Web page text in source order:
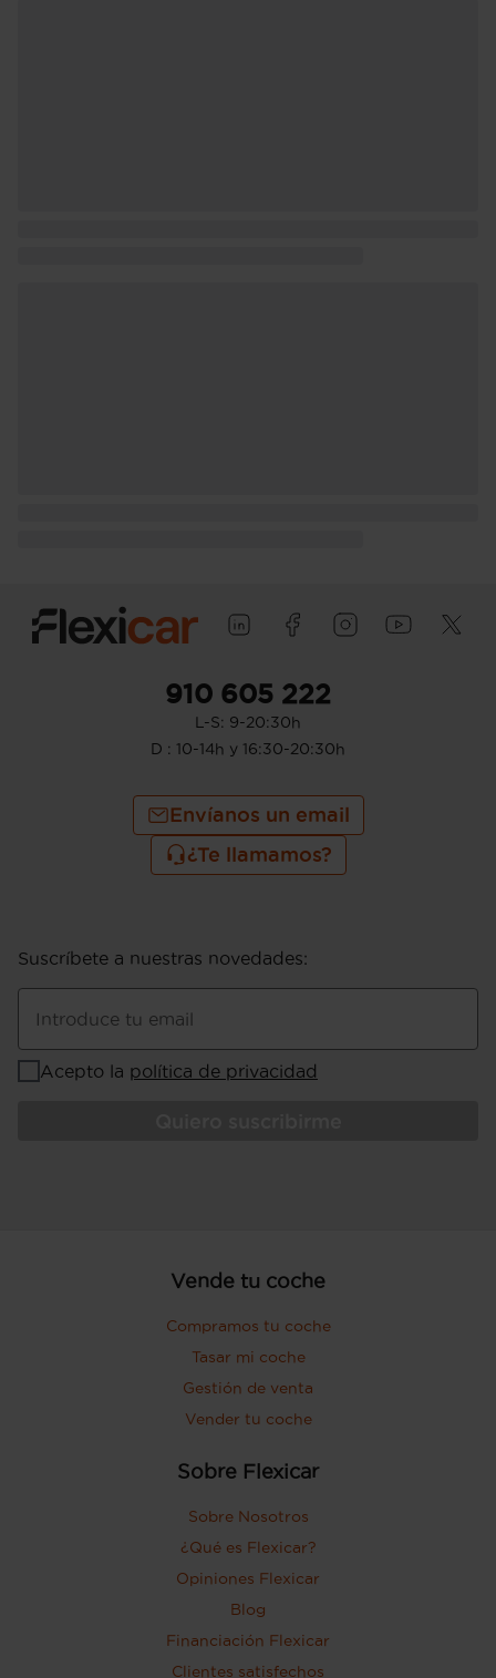
910 605 222
L-S: 9-20:30h
D : 10-14h y 16:30-20:30h
Envíanos un email
¿Te llamamos?
Suscríbete a nuestras novedades:
Introduce tu email
Acepto la política de privacidad
Vende tu coche
Compramos tu coche
Tasar mi coche
Gestión de venta
Vender tu coche
Sobre Flexicar
Sobre Nosotros
¿Qué es Flexicar?
Opiniones Flexicar
Blog
Financiación Flexicar
Clientes satisfechos